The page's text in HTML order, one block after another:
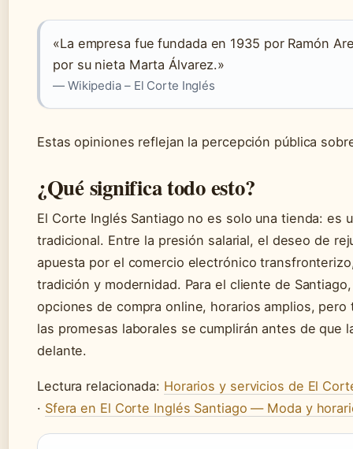
«La empresa fue fundada en 1935 por Ramón
por su nieta Marta Álvarez.»
— Wikipedia – El Corte Inglés
Estas opiniones reflejan la percepción pública
¿Qué significa todo esto?
El Corte Inglés Santiago no es solo una tienda: es
tradicional. Entre la presión salarial, el deseo de
apuesta por el comercio electrónico
tradición y modernidad. Para el cliente de
opciones de compra online, horarios amplios,
las promesas laborales se cumplirán antes de que
delante.
Lectura relacionada: Horarios y servicios de El
· Sfera en El Corte Inglés Santiago — Moda y